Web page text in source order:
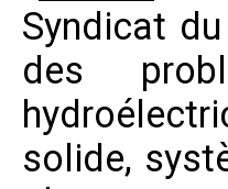
Syndicat
des
solide,